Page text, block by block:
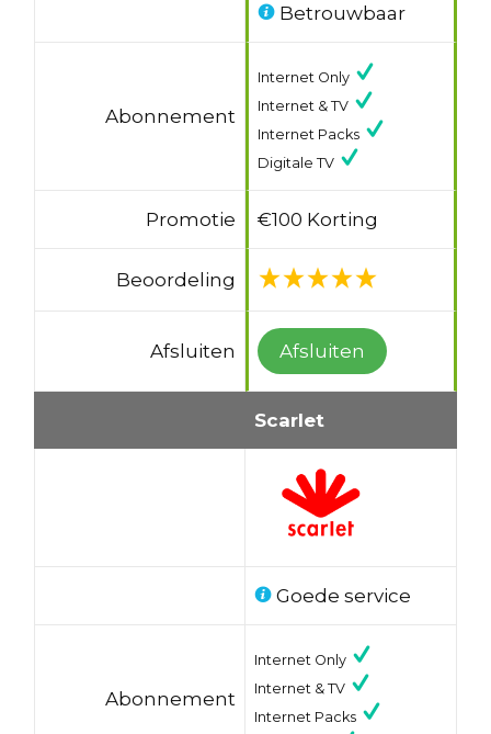
Betrouwbaar
Abonnement
Internet Only
Internet & TV
Internet Packs
Digitale TV
Promotie €100 Korting
Beoordeling
Afsluiten Afsluiten
Scarlet
Goede service
Abonnement
Internet Only
Internet & TV
Internet Packs